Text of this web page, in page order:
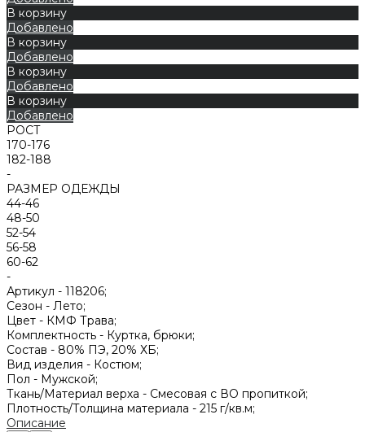
В корзину
Добавлено
В корзину
Добавлено
В корзину
Добавлено
В корзину
Добавлено
РОСТ
170-176
182-188
-
РАЗМЕР ОДЕЖДЫ
44-46
48-50
52-54
56-58
60-62
-
Артикул - 118206;
Сезон - Лето;
Цвет - КМФ Трава;
Комплектность - Куртка, брюки;
Состав - 80% ПЭ, 20% ХБ;
Вид изделия - Костюм;
Пол - Мужской;
Ткань/Материал верха - Смесовая с ВО пропиткой;
Плотность/Толщина материала - 215 г/кв.м;
Описание